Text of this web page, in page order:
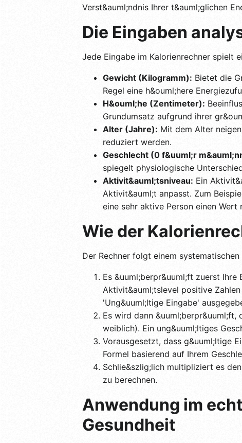
Verst&auml;ndnis Ihrer t&auml;glichen
Die Eingaben
Jede Eingabe im Kalorienrechner spielt
Gewicht (Kilogramm): Bietet die
Regel eine h&ouml;here
H&ouml;he (Zentimeter):
Grundumsatz aufgrund ihrer
Alter (Jahre): Mit dem Alter
reduziert werden.
Geschlecht (0 f&uuml;r
spiegelt physiologische
Aktivit&auml;tsniveau: Ein
Aktivit&auml;t anpasst. Zum
eine sehr aktive Person einen Wert
Wie der
Der Rechner folgt einem systematischen
Es &uuml;berpr&uuml;ft zuerst
Aktivit&auml;tslevel positive
'Ung&uuml;ltige Eingabe'
Es wird dann &uuml;berpr&uuml;ft,
weiblich). Ein ung&uuml;ltiges
Vorausgesetzt, dass g&uuml;ltige
Formel basierend auf Ihrem
Schlie&szlig;lich multipliziert es
zu berechnen.
Anwendung im
Gesundheit